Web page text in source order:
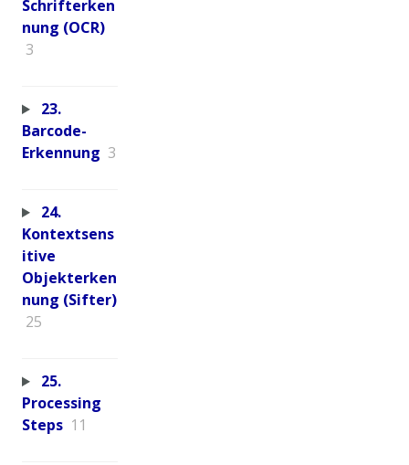
Schrifterken
nung (OCR)
3
23.
Barcode-
Erkennung 3
24.
Kontextsens
itive
Objekterken
nung (Sifter)
25
25.
Processing
Steps 11